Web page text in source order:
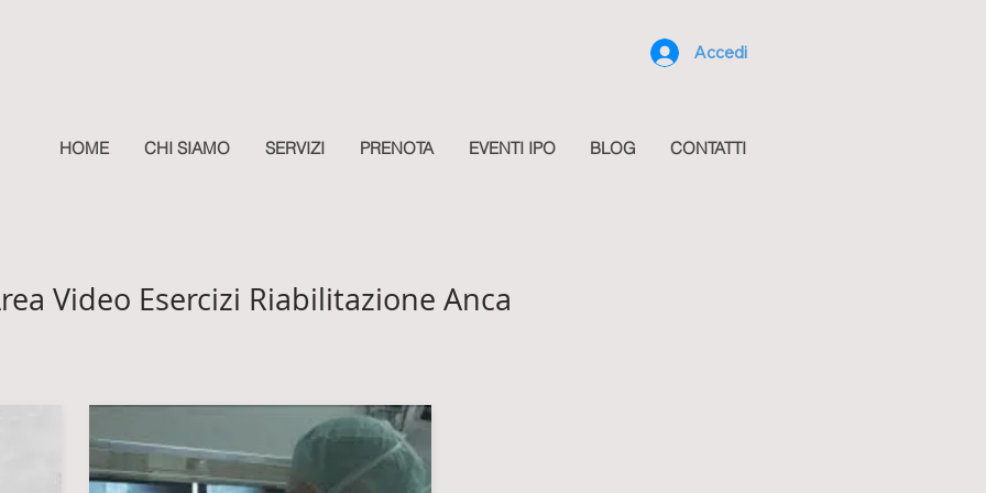
Accedi
HOME CHI SIAMO SERVIZI PRENOTA EVENTI IPO BLOG CONTATTI
Video Esercizi Riabilitazione Anca